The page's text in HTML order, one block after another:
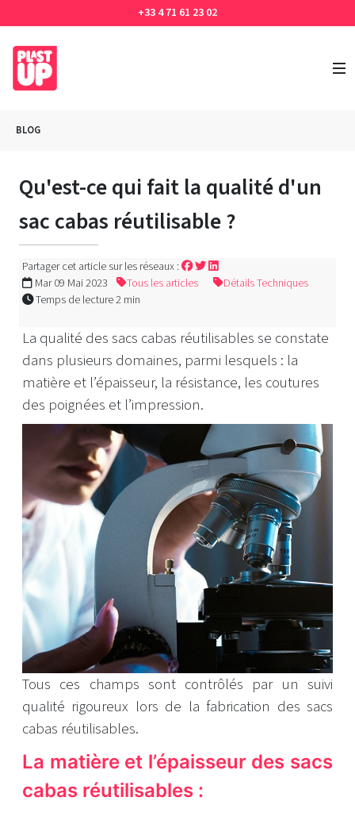
+33 4 71 61 23 02
BLOG
Qu'est-ce qui fait la qualité d'un
sac cabas réutilisable ?
Partager cet article sur les réseaux :
Mar 09 Mai 2023
Tous les articles
Détails Techniques
Temps de lecture 2 min
La qualité des sacs cabas réutilisables se constate
dans plusieurs domaines, parmi lesquels : la
matière et l’épaisseur, la résistance, les coutures
des poignées et l’impression.
Tous ces champs sont contrôlés par un suivi
qualité rigoureux lors de la fabrication des sacs
cabas réutilisables.
La matière et l’épaisseur des sacs
cabas réutilisables :